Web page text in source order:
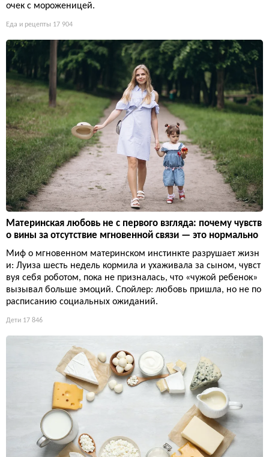
очек с мороженицей.
Еда и рецепты 17 904
Материнская любовь не с первого взгляда: почему чувств
о вины за отсутствие мгновенной связи — это нормально
Миф о мгновенном материнском инстинкте разрушает жизн
и: Луиза шесть недель кормила и ухаживала за сыном, чувст
вуя себя роботом, пока не призналась, что «чужой ребенок»
вызывал больше эмоций. Спойлер: любовь пришла, но не по
расписанию социальных ожиданий.
Дети 17 846